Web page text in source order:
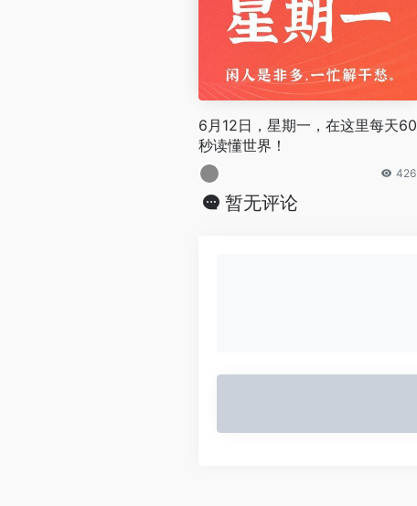
6月12日，星期一，在这里每天60
秒读懂世界！
426
暂无评论